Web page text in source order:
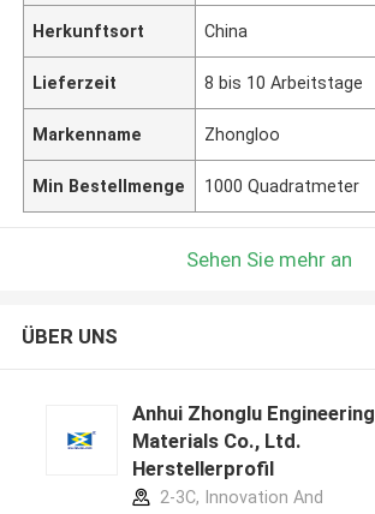
Herkunftsort China
Lieferzeit 8 bis 10 Arbeitstage
Markenname Zhongloo
Min Bestellmenge 1000 Quadratmeter
Sehen Sie mehr an
ÜBER UNS
Anhui Zhonglu Engineering
Materials Co., Ltd.
Herstellerprofil
2-3C, Innovation And